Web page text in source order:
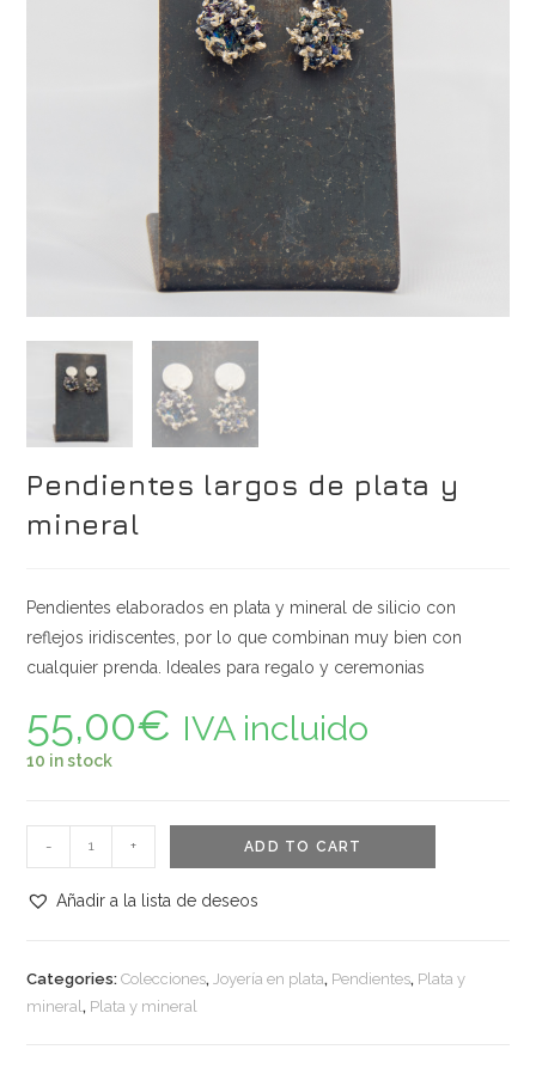
Pendientes largos de plata y
mineral
Pendientes elaborados en plata y mineral de silicio con
reflejos iridiscentes, por lo que combinan muy bien con
cualquier prenda. Ideales para regalo y ceremonias
55,00€ IVA incluido
10 in stock
Pendientes
largos
de
mineral
quantity
- + ADD TO CART
Añadir a la lista de deseos
Categories:Colecciones, Joyería en plata, Pendientes, Plata y
mineral , Plata y mineral